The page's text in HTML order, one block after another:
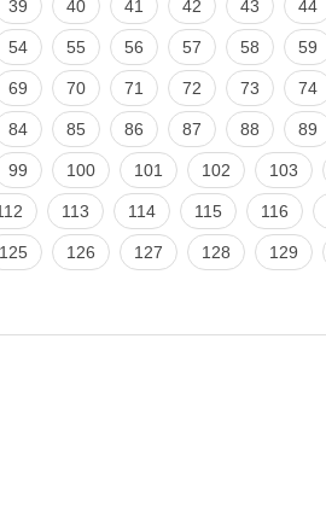
39 40 41 42 43 44
54 55 56 57 58 59
69 70 71 72 73 74
84 85 86 87 88 89
99 100 101 102 103
113 114 115 116
125 126 127 128 129